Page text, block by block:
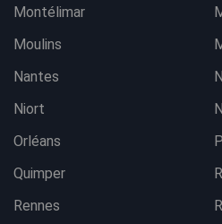
Montélimar
Moulins
Nantes
Niort
Orléans
Quimper
Rennes